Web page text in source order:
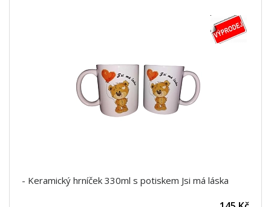
- Keramický hrníček 330ml s potiskem Jsi má láska